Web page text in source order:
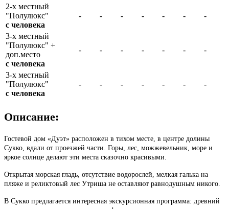
2-х местный
"Полулюкс"
с человека
- - - - - - -
3-х местный
"Полулюкс" +
доп.место
с человека
- - - - - - -
3-х местный
"Полулюкс"
с человека
- - - - - - -
Описание:
Гостевой дом «Дуэт» расположен в тихом месте, в центре долины
Сукко, вдали от проезжей части. Горы, лес, можжевельник, море и
яркое солнце делают эти места сказочно красивыми.
Открытая морская гладь, отсутствие водорослей, мелкая галька на
пляже и реликтовый лес Утриша не оставляют равнодушным никого.
В Сукко предлагается интересная экскурсионная программа: древний